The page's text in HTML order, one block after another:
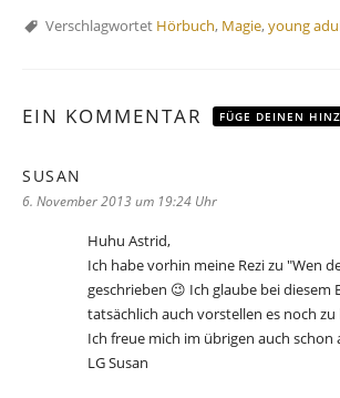
Verschlagwortet Hörbuch, Magie,young
EIN KOMMENTAR FÜGE DEINEN
SUSAN
6. November 2013 um 19:24 Uhr
Huhu Astrid,
Ich habe vorhin meine Rezi zu "Wen
geschrieben 😉 Ich glaube bei diesem
tatsächlich auch vorstellen es noch
Ich freue mich im übrigen auch schon
LG Susan